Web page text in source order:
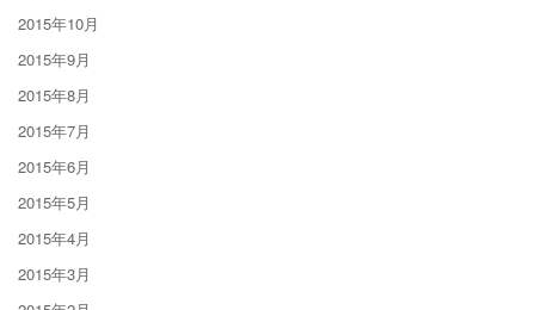
2015年10月
2015年9月
2015年8月
2015年7月
2015年6月
2015年5月
2015年4月
2015年3月